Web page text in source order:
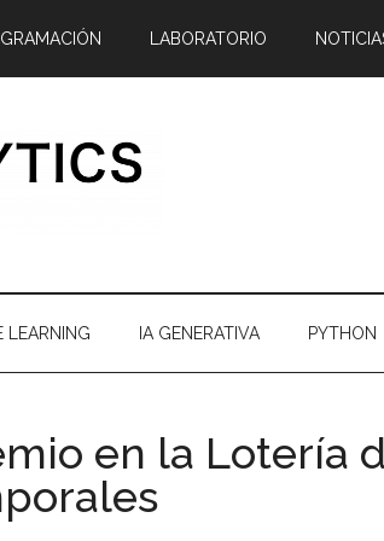
LABORATORIO
LEARNING IA GENERATIVA PYTHON
en la Lotería